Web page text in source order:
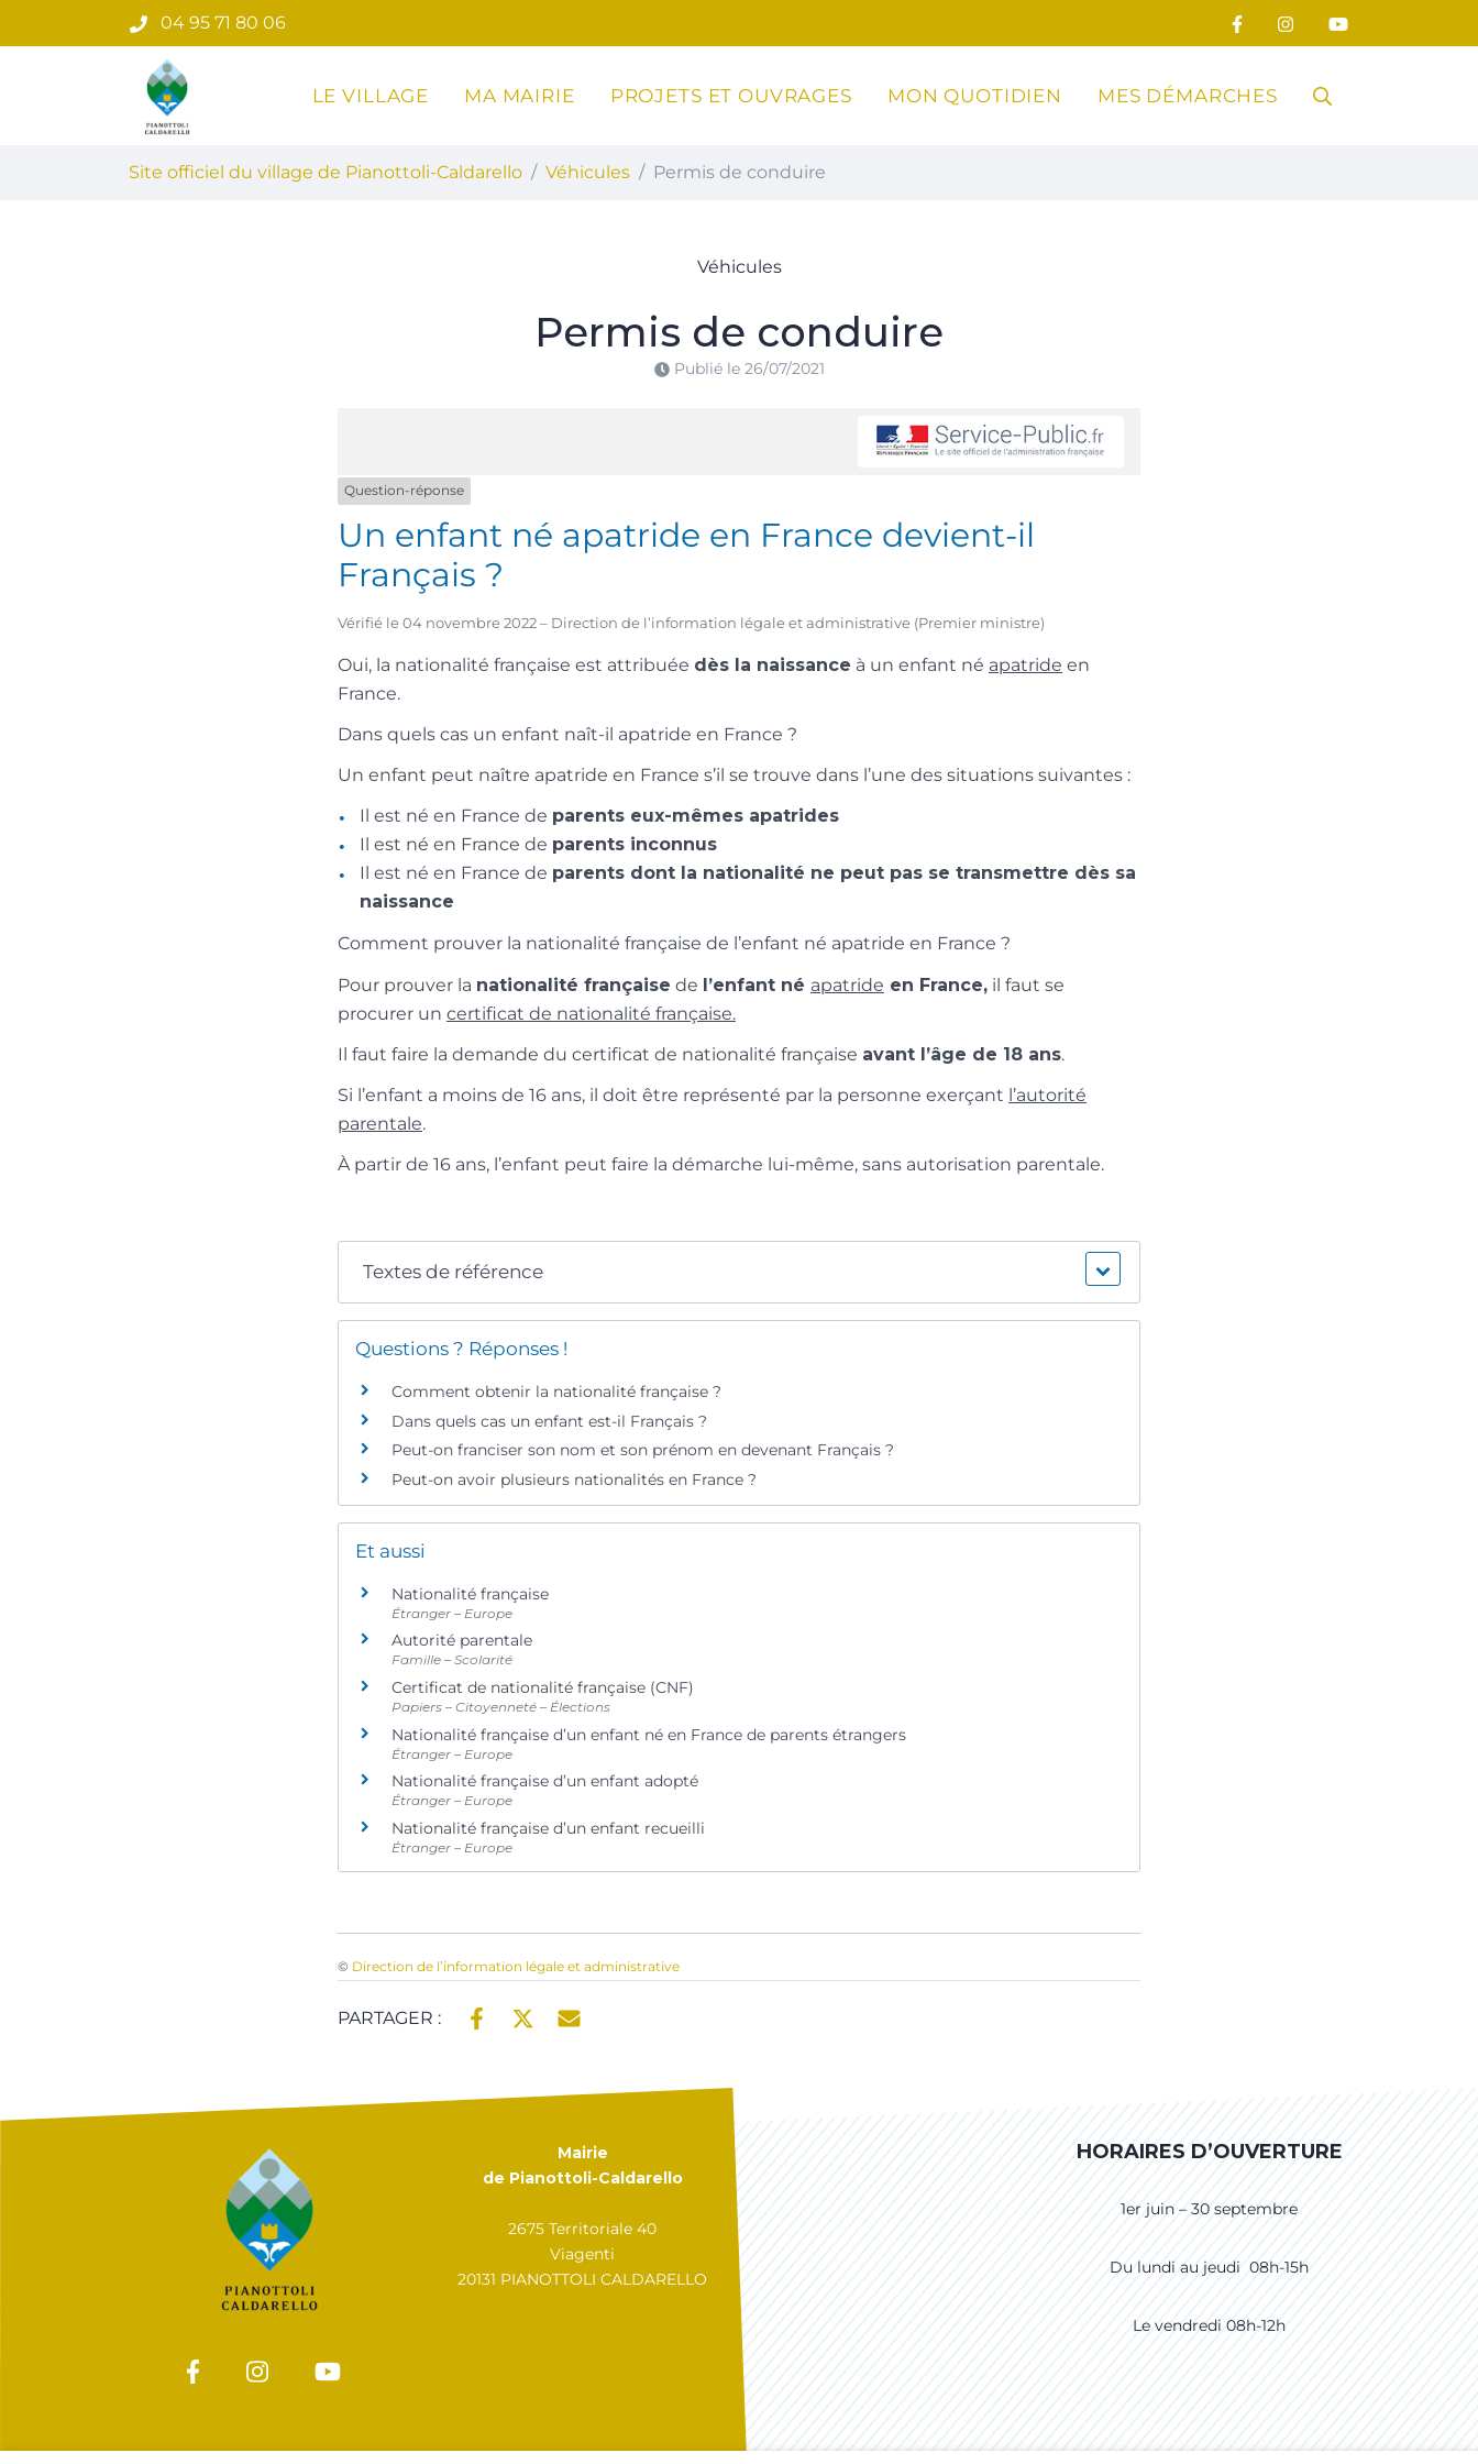
au
04 95 71 80 06
Site officiel du village de Pianottoli-Caldarello
LE VILLAGE MA MAIRIE PROJETS ET OUVRAGES MON QUOTIDIEN MES DÉMARCHES RECHERCHE
Site officiel du village de Pianottoli-Caldarello Véhicules Permis de conduire
Véhicules
Permis de conduire
Publié le 26/07/2021
Question-réponse
Un enfant né apatride en France devient-il
Français ?
Vérifié le 04 novembre 2022 – Direction de l’information légale et administrative (Premier ministre)
Oui, la nationalité française est attribuée dès la naissance à un enfant né apatride en
France.
Dans quels cas un enfant naît-il apatride en France ?
Un enfant peut naître apatride en France s’il se trouve dans l’une des situations suivantes :
Il est né en France de parents eux-mêmes apatrides
Il est né en France de parents inconnus
Il est né en France de parents dont la nationalité ne peut pas se transmettre dès sa
naissance
Comment prouver la nationalité française de l’enfant né apatride en France ?
Pour prouver la nationalité française de l’enfant né apatride en France, il faut se
procurer un certificat de nationalité française.
Il faut faire la demande du certificat de nationalité française avant l’âge de 18 ans.
Si l’enfant a moins de 16 ans, il doit être représenté par la personne exerçant l’autorité
parentale.
À partir de 16 ans, l’enfant peut faire la démarche lui-même, sans autorisation parentale.
Textes de référence
Questions ? Réponses !
Comment obtenir la nationalité française ?
Dans quels cas un enfant est-il Français ?
Peut-on franciser son nom et son prénom en devenant Français ?
Peut-on avoir plusieurs nationalités en France ?
Et aussi
Nationalité française
Étranger – Europe
Autorité parentale
Famille – Scolarité
Certificat de nationalité française (CNF)
Papiers – Citoyenneté – Élections
Nationalité française d’un enfant né en France de parents étrangers
Étranger – Europe
Nationalité française d’un enfant adopté
Étranger – Europe
Nationalité française d’un enfant recueilli
Étranger – Europe
© Direction de l’information légale et administrative
PARTAGER :
Mairie
de Pianottoli-Caldarello
2675 Territoriale 40
Viagenti
20131 PIANOTTOLI CALDARELLO
HORAIRES D’OUVERTURE
1er juin – 30 septembre
Du lundi au jeudi 08h-15h
Le vendredi 08h-12h